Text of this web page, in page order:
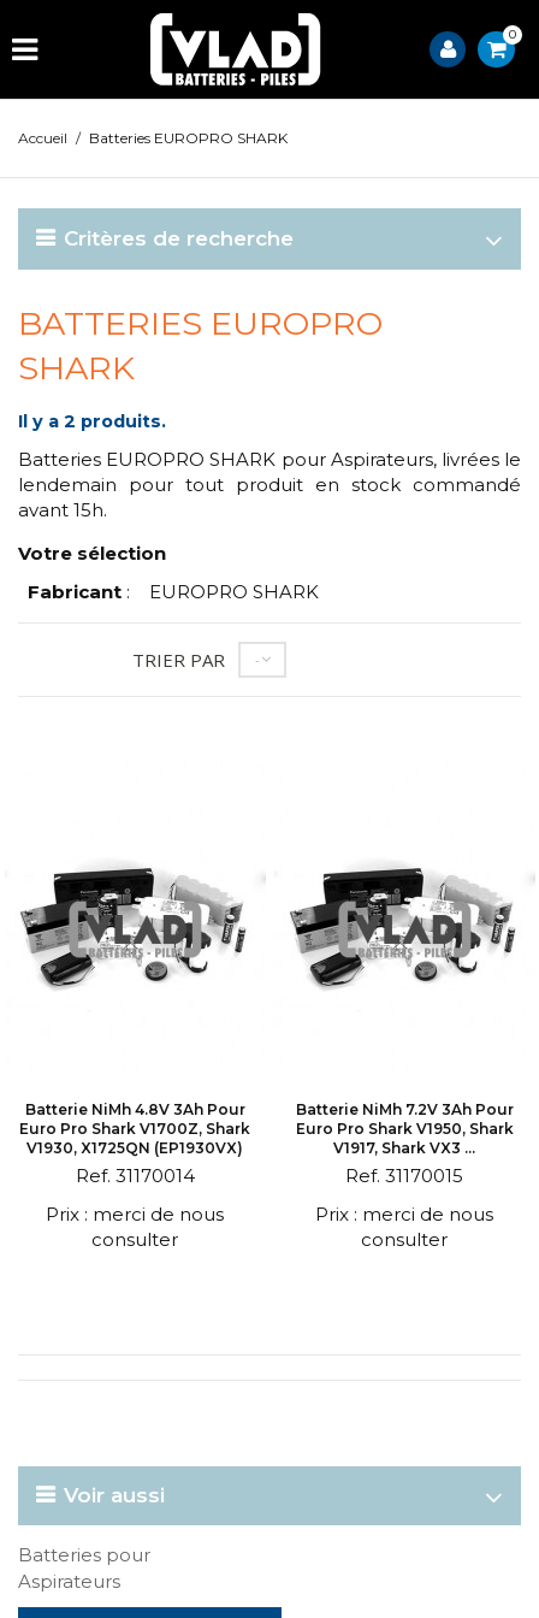
0
Accueil / Batteries EUROPRO SHARK
Critères de recherche
BATTERIES EUROPRO
SHARK
Il y a 2 produits.
Batteries EUROPRO SHARK pour Aspirateurs, livrées le
lendemain pour tout produit en stock commandé
avant 15h.
Votre sélection
Fabricant : EUROPRO SHARK
TRIER PAR --
Batterie NiMh 4.8V 3Ah Pour
Euro Pro Shark V1700Z, Shark
V1930, X1725QN (EP1930VX)
Ref. 31170014
Prix : merci de nous
consulter
Batterie NiMh 7.2V 3Ah Pour
Euro Pro Shark V1950, Shark
V1917, Shark VX3 ...
Ref. 31170015
Prix : merci de nous
consulter
Voir aussi
Batteries pour
Aspirateurs